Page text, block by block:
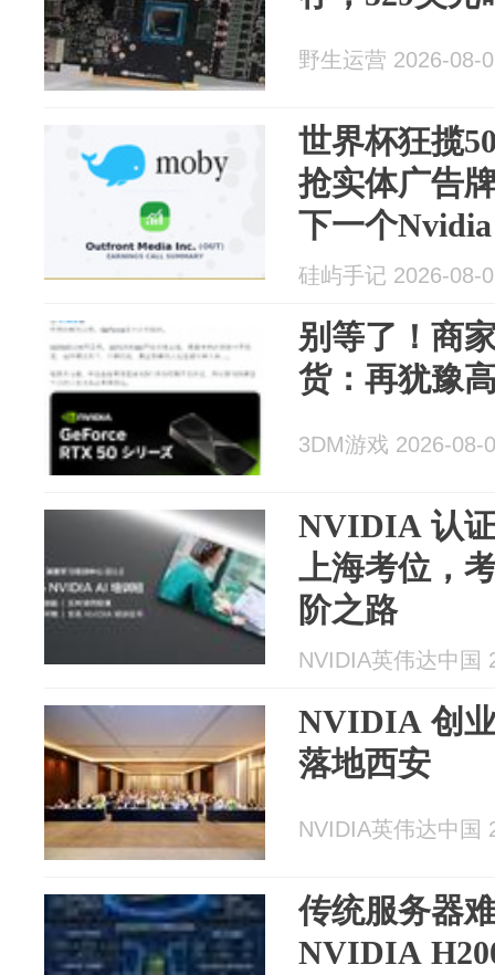
野生运营 2026-08-
世界杯狂揽
抢实体广告
下一个
硅屿手记 2026-08-
别等了！商
货：再犹豫
3DM游戏 2026-08-
NVIDIA 认
上海考位，
阶之路
NVIDIA英伟达中国
NVIDIA 创
落地西安
NVIDIA英伟达中国
传统服务器
NVIDIA